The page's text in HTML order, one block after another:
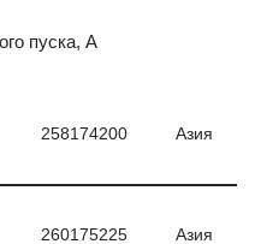
пуска, A
258174200 Азия
260175225 Азия